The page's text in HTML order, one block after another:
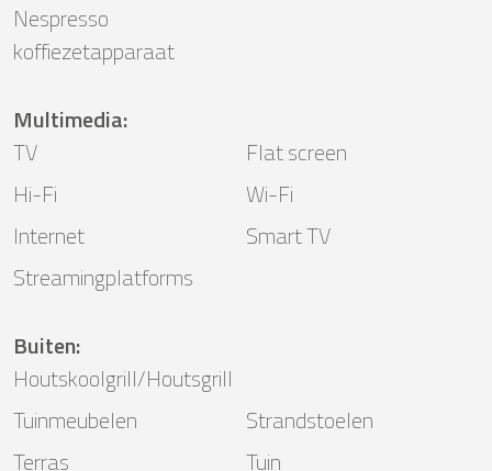
Nespresso
koffiezetapparaat
Multimedia:
TV
Flat screen
Hi-Fi
Wi-Fi
Internet
Smart TV
Streamingplatforms
Buiten:
Houtskoolgrill/Houtsgrill
Tuinmeubelen
Strandstoelen
Terras
Tuin